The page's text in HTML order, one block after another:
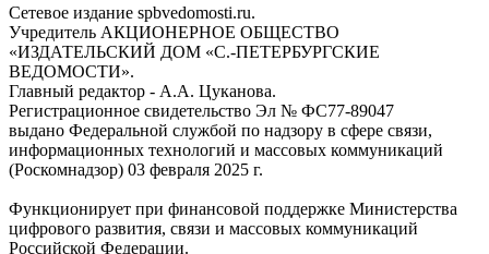
Сетевое издание spbvedomosti.ru.
Учредитель АКЦИОНЕРНОЕ ОБЩЕСТВО
«ИЗДАТЕЛЬСКИЙ ДОМ «С.-ПЕТЕРБУРГСКИЕ
ВЕДОМОСТИ».
Главный редактор - А.А. Цуканова.
Регистрационное свидетельство Эл № ФС77-89047
выдано Федеральной службой по надзору в сфере связи,
информационных технологий и массовых коммуникаций
(Роскомнадзор) 03 февраля 2025 г.
Функционирует при финансовой поддержке Министерства
цифрового развития, связи и массовых коммуникаций
Российской Федерации.